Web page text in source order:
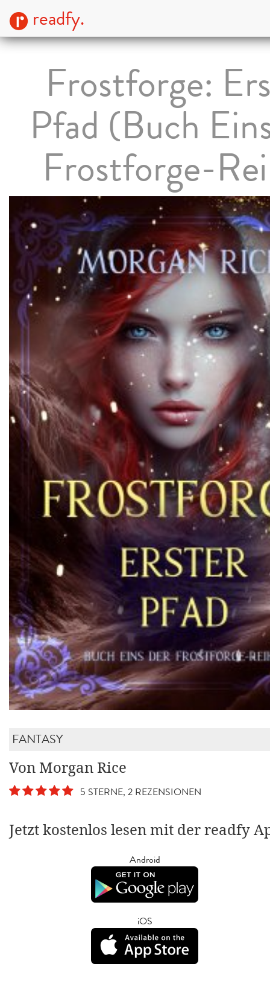
readfy.
Frostforge:
Pfad (Buch
Frostforge-
FANTASY
Von Morgan Rice
5 STERNE, 2 REZENSIONEN
Jetzt kostenlos lesen mit der readfy
Android
iOS